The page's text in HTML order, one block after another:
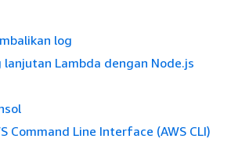
log
Lambda dengan Node.js
Command Line Interface (AWS CLI)